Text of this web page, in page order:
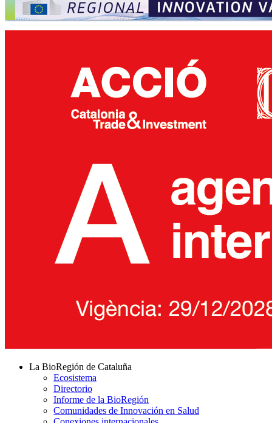
La BioRegión de Cataluña
Ecosistema
Directorio
Informe de la BioRegión
Comunidades de Innovación en Salud